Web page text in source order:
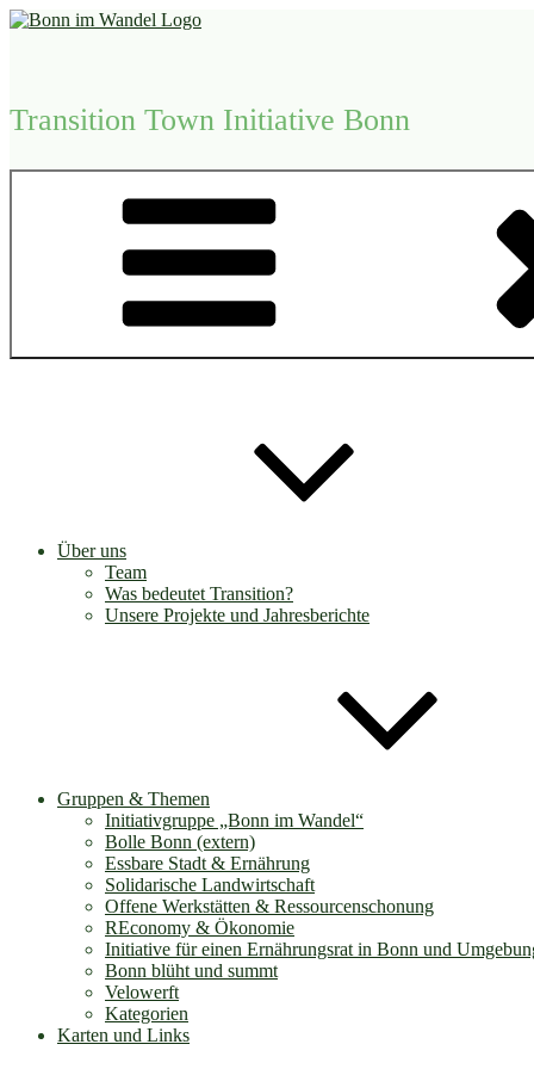
Zum
Transition Town Initiative Bonn
Über uns
Team
Was bedeutet Transition?
Unsere Projekte und Jahresberichte
Gruppen & Themen
Initiativgruppe „Bonn im Wandel“
Bolle Bonn (extern)
Essbare Stadt & Ernährung
Solidarische Landwirtschaft
Offene Werkstätten & Ressourcenschonung
REconomy & Ökonomie
Initiative für einen Ernährungsrat in Bonn und
Bonn blüht und summt
Velowerft
Kategorien
Karten und Links